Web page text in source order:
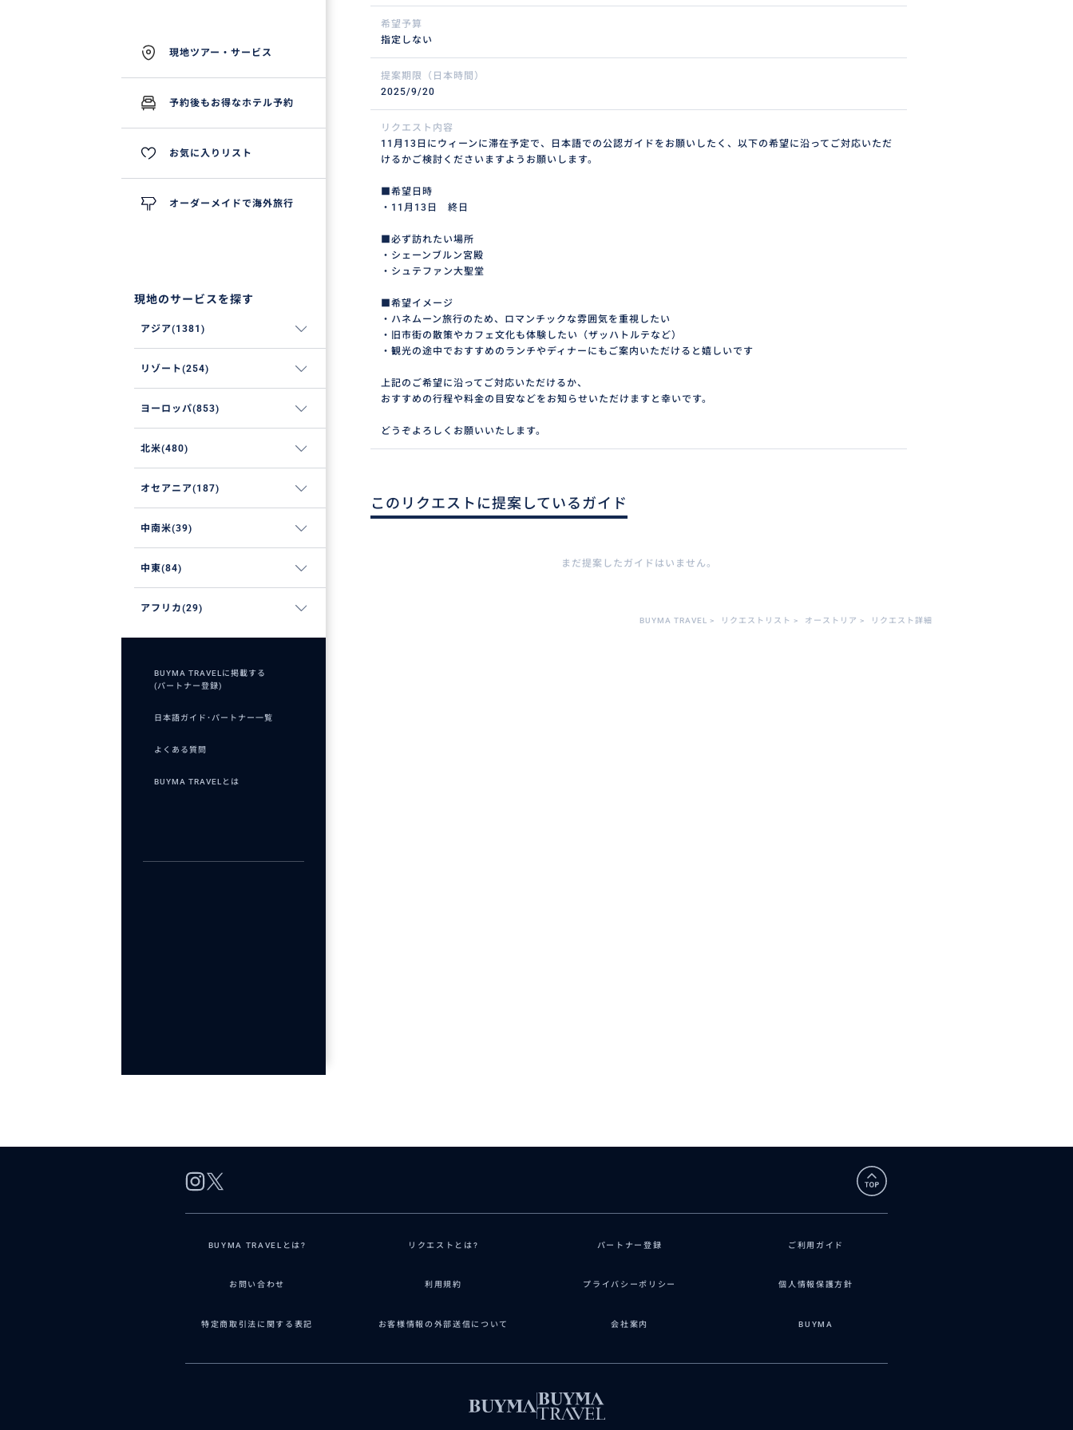
希望予算
指定しない
提案期限（日本時間）
2025/9/20
リクエスト内容
11月13日にウィーンに滞在予定で、日本語での公認ガイドをお願いしたく、以下の希望に沿ってご対応いただ
けるかご検討くださいますようお願いします。
■希望日時
・11月13日 終日
■必ず訪れたい場所
・シェーンブルン宮殿
・シュテファン大聖堂
■希望イメージ
・ハネムーン旅行のため、ロマンチックな雰囲気を重視したい
・旧市街の散策やカフェ文化も体験したい（ザッハトルテなど）
・観光の途中でおすすめのランチやディナーにもご案内いただけると嬉しいです
上記のご希望に沿ってご対応いただけるか、
おすすめの行程や料金の目安などをお知らせいただけますと幸いです。
どうぞよろしくお願いいたします。
このリクエストに提案しているガイド
まだ提案したガイドはいません。
BUYMA TRAVEL > リクエストリスト > オーストリア > リクエスト詳細
BUYMA TRAVELとは? リクエストとは? パートナー登録 ご利用ガイド
お問い合わせ 利用規約 プライバシーポリシー 個人情報保護方針
特定商取引法に関する表記 お客様情報の外部送信について 会社案内 BUYMA
現地ツアー・サービス
予約後もお得なホテル予約
お気に入りリスト
オーダーメイドで海外旅行
現地のサービスを探す
アジア(1381)
リゾート(254)
ヨーロッパ(853)
北米(480)
オセアニア(187)
中南米(39)
中東(84)
アフリカ(29)
BUYMA TRAVELに掲載する
(パートナー登録)
日本語ガイド･パートナー一覧
よくある質問
BUYMA TRAVELとは